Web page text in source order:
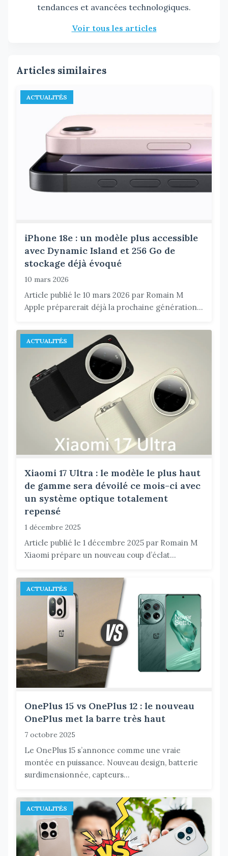
tendances et avancées technologiques.
Voir tous les articles
Articles similaires
ACTUALITÉS
iPhone 18e : un modèle plus accessible
avec Dynamic Island et 256 Go de
stockage déjà évoqué
10 mars 2026
Article publié le 10 mars 2026 par Romain M
Apple préparerait déjà la prochaine génération...
ACTUALITÉS
Xiaomi 17 Ultra : le modèle le plus haut
de gamme sera dévoilé ce mois-ci avec
un système optique totalement
repensé
1 décembre 2025
Article publié le 1 décembre 2025 par Romain M
Xiaomi prépare un nouveau coup d’éclat...
ACTUALITÉS
OnePlus 15 vs OnePlus 12 : le nouveau
OnePlus met la barre très haut
7 octobre 2025
Le OnePlus 15 s’annonce comme une vraie
montée en puissance. Nouveau design, batterie
surdimensionnée, capteurs...
ACTUALITÉS